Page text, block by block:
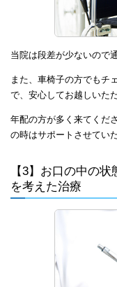
当院は段差が少ないので
また、車椅子の方でもチ
で、安心してお越しいた
年配の方が多く来てくだ
の時はサポートさせてい
【3】お口の中の
を考えた治療